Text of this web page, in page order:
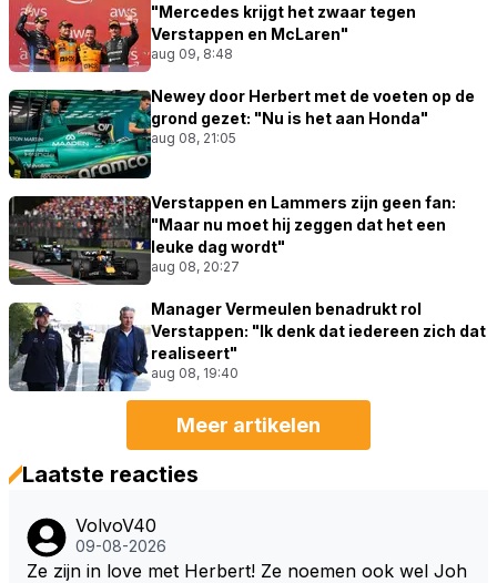
"Mercedes krijgt het zwaar tegen
Verstappen en McLaren"
aug 09, 8:48
Newey door Herbert met de voeten op de
grond gezet: "Nu is het aan Honda"
aug 08, 21:05
Verstappen en Lammers zijn geen fan:
"Maar nu moet hij zeggen dat het een
leuke dag wordt"
aug 08, 20:27
Manager Vermeulen benadrukt rol
Verstappen: "Ik denk dat iedereen zich dat
realiseert"
aug 08, 19:40
Meer artikelen
Laatste reacties
VolvoV40
09-08-2026
Ze zijn in love met Herbert! Ze noemen ook wel Joh